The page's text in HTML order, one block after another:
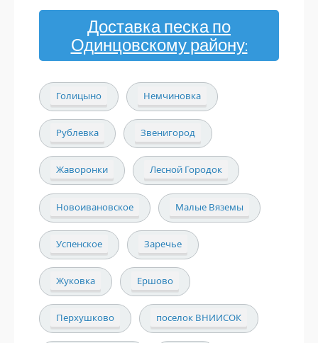
Доставка песка по
Одинцовскому району:
Голицыно Немчиновка
Рублевка Звенигород
Жаворонки Лесной Городок
Новоивановское Малые Вяземы
Успенское Заречье
Жуковка Ершово
Перхушково поселок ВНИИСОК